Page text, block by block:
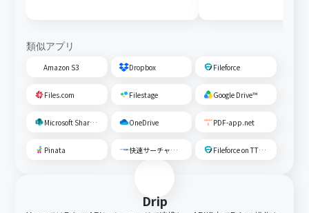
類似アプリ
Amazon S3 Dropbox Fileforce
Files.com Filestage Google Drive™
Microsoft SharePoint OneDrive PDF-app.net
Pinata 快速サーチャーGX Fileforce on TTS Cloud
Drip